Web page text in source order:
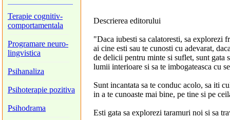
Terapie cognitiv-
comportamentala
Programare neuro-
lingvistica
Psihanaliza
Psihoterapie pozitiva
Psihodrama
Descrierea editorului
"Daca iubesti sa calatoresti, sa explorezi
ai cine esti sau te cunosti cu adevarat,
de delicii pentru minte si suflet, sunt
lumii interioare si sa te imbogateasca cu
Sunt incantata sa te conduc acolo, sa iti
in a te cunoaste mai bine, pe tine si pe
Esti gata sa explorezi taramuri noi si sa